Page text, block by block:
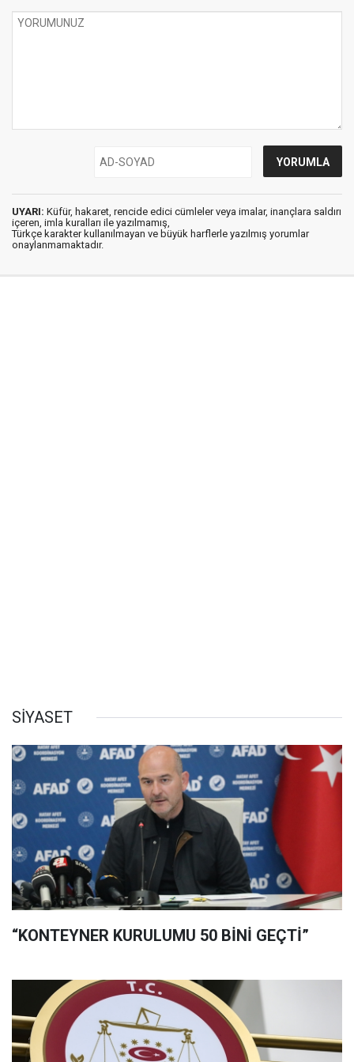
UYARI: Küfür, hakaret, rencide edici cümleler veya imalar, inançlara saldırı
içeren, imla kuralları ile yazılmamış,
Türkçe karakter kullanılmayan ve büyük harflerle yazılmış yorumlar
onaylanmamaktadır.
SİYASET
“KONTEYNER KURULUMU 50 BİNİ GEÇTİ”